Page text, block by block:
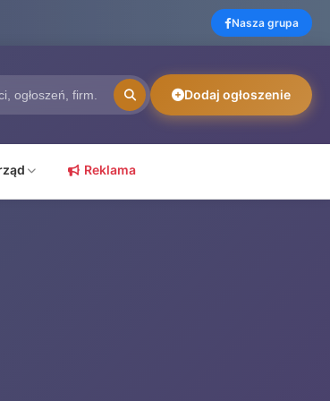
Nasza grupa
Dodaj ogłoszenie
Reklama